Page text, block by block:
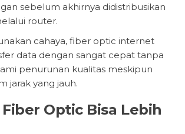
sebelum akhirnya didistribusikan
router.
cahaya, fiber optic internet
data dengan sangat cepat tanpa
penurunan kualitas meskipun
jarak yang jauh.
Optic Bisa Lebih